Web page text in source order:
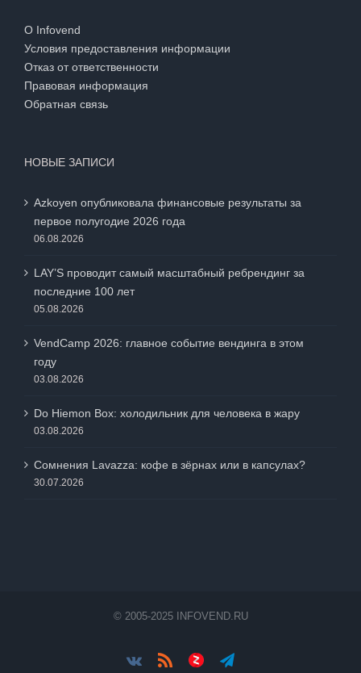
О Infovend
Условия предоставления информации
Отказ от ответственности
Правовая информация
Обратная связь
НОВЫЕ ЗАПИСИ
Azkoyen опубликовала финансовые результаты за
первое полугодие 2026 года
06.08.2026
LAY’S проводит самый масштабный ребрендинг за
последние 100 лет
05.08.2026
VendCamp 2026: главное событие вендинга в этом
году
03.08.2026
Do Hiemon Box: холодильник для человека в жару
03.08.2026
Сомнения Lavazza: кофе в зёрнах или в капсулах?
30.07.2026
© 2005-2025 INFOVEND.RU
Vk RssЯндес.ДзенTelegram